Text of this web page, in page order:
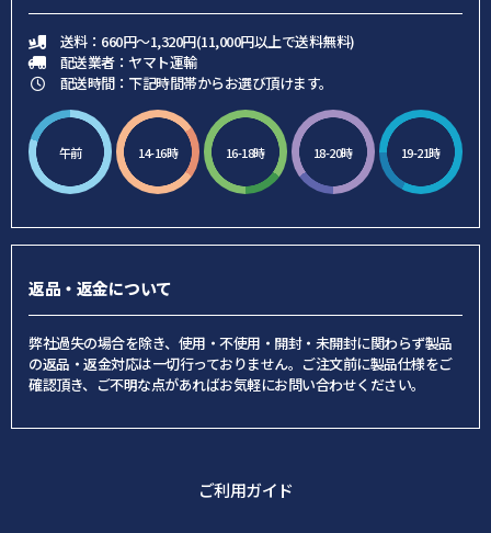
送料：660円～1,320円(11,000円以上で送料無料)
配送業者：ヤマト運輸
配送時間：下記時間帯からお選び頂けます。
午前 14-16時 16-18時 18-20時 19-21時
返品・返金について
弊社過失の場合を除き、使用・不使用・開封・未開封に関わらず製品
の返品・返金対応は一切行っておりません。ご注文前に製品仕様をご
確認頂き、ご不明な点があればお気軽にお問い合わせください。
ご利用ガイド